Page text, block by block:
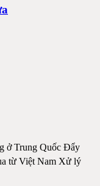
ở Trung Quốc Đẩy
từ Việt Nam Xử lý